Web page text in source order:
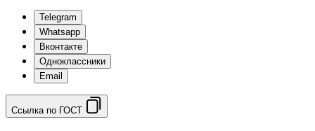
Telegram
Whatsapp
Вконтакте
Одноклассники
Email
Ссылка по ГОСТ